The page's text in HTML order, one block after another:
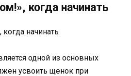
когда начинать
одной из основных
усвоить щенок при